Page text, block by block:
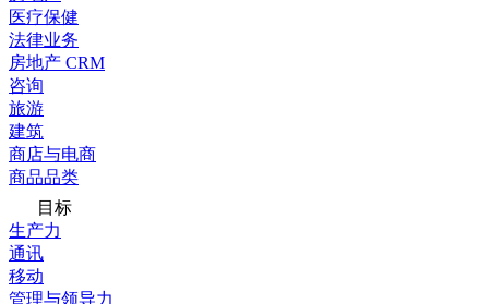
医疗保健
法律业务
房地产 CRM
咨询
旅游
建筑
商店与电商
商品品类
目标
生产力
通讯
移动
管理与领导力